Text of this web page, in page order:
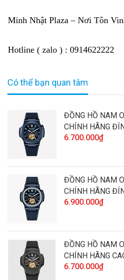
Minh Nhật Plaza – Nơi Tôn
Hotline ( zalo ) : 0914622222
Có thể bạn quan tâm
ĐỒNG HỒ NAM
CHÍNH HÃNG
LƯỢNG
6.700.000₫
ĐỒNG HỒ NAM
CHÍNH HÃNG
LƯỢNG
6.900.000₫
ĐỒNG HỒ NAM
CHÍNH HÃNG
6.700.000₫